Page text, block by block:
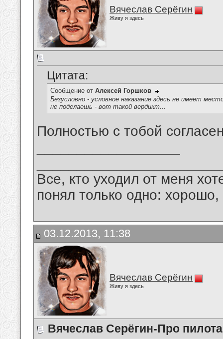
Вячеслав Серёгин
Живу я здесь
Цитата:
Сообщение от Алексей Горшков
Безусловно - условное наказание здесь не имеет
не поделаешь - вот такой вердикт...
Полностью с тобой
Все, кто уходил от меня
понял только одно:
03.12.2013, 11:38
Вячеслав Серёгин
Живу я здесь
Вячеслав Серёгин-Про пилота